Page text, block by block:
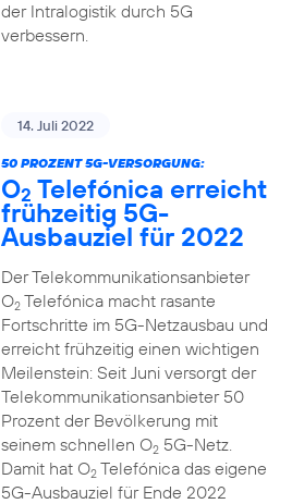
der Intralogistik durch 5G
verbessern.
14. Juli 2022
50 PROZENT 5G-VERSORGUNG:
O2 Telefónica erreicht
frühzeitig 5G-
Ausbauziel für 2022
Der Telekommunikationsanbieter
O2Telefónica macht rasante
Fortschritte im 5G-Netzausbau und
erreicht frühzeitig einen wichtigen
Meilenstein: Seit Juni versorgt der
Telekommunikationsanbieter 50
Prozent der Bevölkerung mit
seinem schnellen O25G-Netz.
Damit hat O2Telefónica das eigene
5G-Ausbauziel für Ende 2022